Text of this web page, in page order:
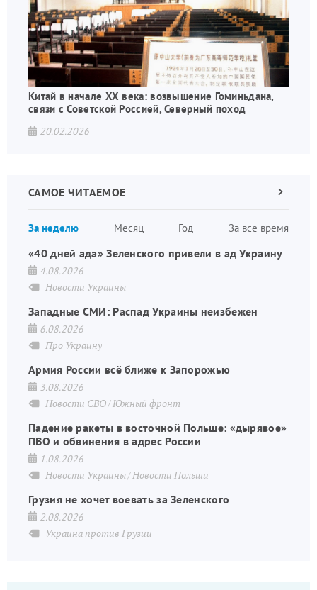
Китай в начале XX века: возвышение Гоминьдана,
связи с Советской Россией, Северный поход
20.02.2026
САМОЕ ЧИТАЕМОЕ
За неделю Месяц Год За все время
Следующая
«40 дней ада» Зеленского привели в ад Украину
4.08.2026
Новости Украины
Западные СМИ: Распад Украины неизбежен
6.08.2026
Про Украину
Армия России всё ближе к Запорожью
3.08.2026
Новости СВО Южный фронт
Падение ракеты в восточной Польше: «дырявое»
ПВО и обвинения в адрес России
1.08.2026
Новости Украины Новости Польши
Грузия не хочет воевать за Зеленского
2.08.2026
Украина против Грузии